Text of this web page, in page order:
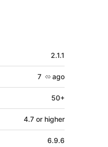
2.1.1
7 လ ago
50+
4.7 or higher
6.9.6